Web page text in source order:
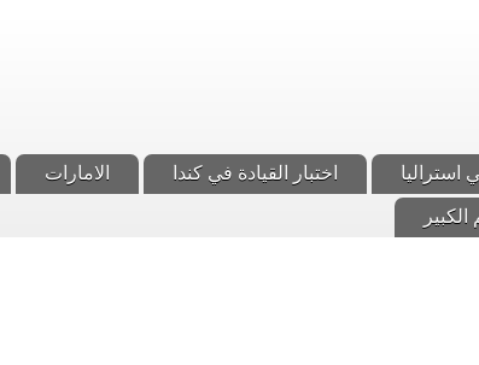
استراليا اختبار القيادة في كندا الامارات